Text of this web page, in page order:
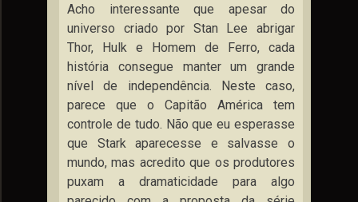
Acho interessante que apesar do
universo criado por Stan Lee abrigar
Thor, Hulk e Homem de Ferro, cada
história consegue manter um grande
nível de independência. Neste caso,
parece que o Capitão América tem
controle de tudo. Não que eu esperasse
que Stark aparecesse e salvasse o
mundo, mas acredito que os produtores
puxam a dramaticidade para algo